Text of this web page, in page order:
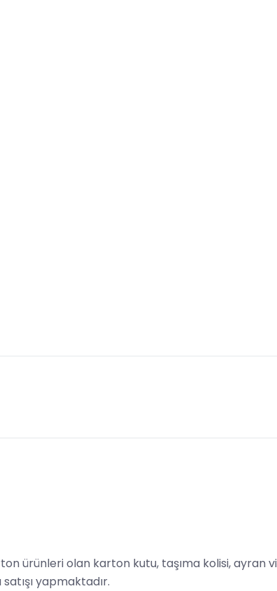
ürünleri olan karton kutu, taşıma kolisi, ayran
yapmaktadır.